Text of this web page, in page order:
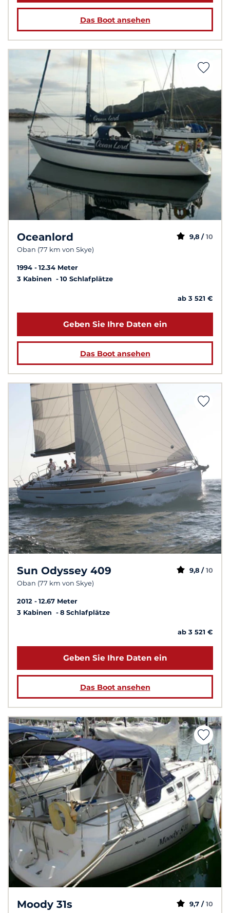
Das Boot ansehen
Oceanlord
Oban (77 km von Skye)
9,8 / 10
1994
12.34 Meter
3 Kabinen
10 Schlafplätze
ab 3 521 €
Geben Sie Ihre Daten ein
Das Boot ansehen
Sun Odyssey 409
Oban (77 km von Skye)
9,8 / 10
2012
12.67 Meter
3 Kabinen
8 Schlafplätze
ab 3 521 €
Geben Sie Ihre Daten ein
Das Boot ansehen
Moody 31s 9,7 / 10